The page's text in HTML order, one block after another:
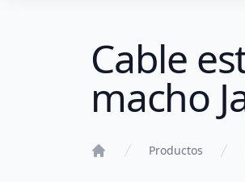
Cable
macho
Productos